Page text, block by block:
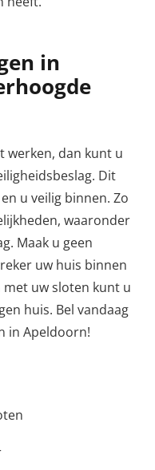
in
werken, dan kunt u
Dit
u veilig binnen. Zo
waaronder
Maak u geen
uw huis binnen
met uw sloten kunt u
huis. Bel vandaag
in Apeldoorn!